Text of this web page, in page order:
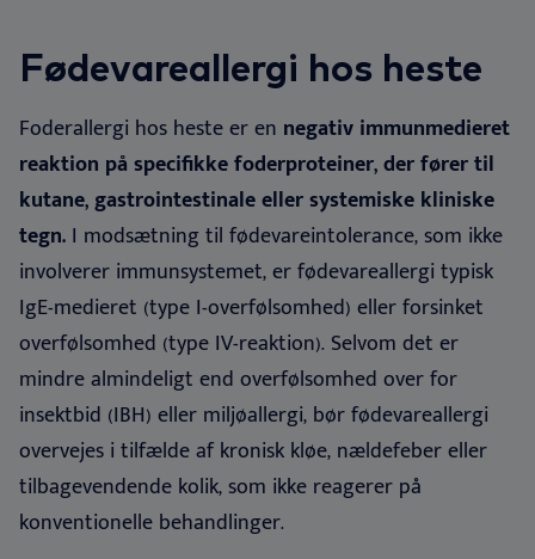
DA
English
Español
Français
Nederlands
Norsk
Svenska
Fødevareallergi hos heste
Foderallergi hos heste er en negativ immunmedieret
reaktion på specifikke foderproteiner, der fører til
kutane, gastrointestinale eller systemiske kliniske
tegn. I modsætning til fødevareintolerance, som ikke
involverer immunsystemet, er fødevareallergi typisk
IgE-medieret (type I-overfølsomhed) eller forsinket
overfølsomhed (type IV-reaktion). Selvom det er
mindre almindeligt end overfølsomhed over for
insektbid (IBH) eller miljøallergi, bør fødevareallergi
overvejes i tilfælde af kronisk kløe, nældefeber eller
tilbagevendende kolik, som ikke reagerer på
konventionelle behandlinger.